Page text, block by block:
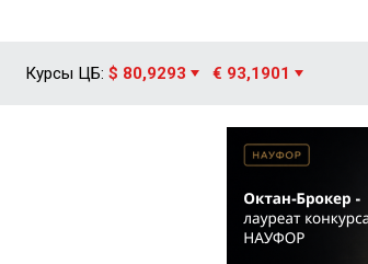
Курсы ЦБ: $ 80,9293 € 93,1901